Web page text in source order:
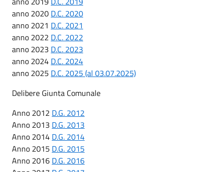
anno 2020 D.C. 2020
anno 2021 D.C. 2021
anno 2022 D.C. 2022
anno 2023 D.C. 2023
anno 2024 D.C. 2024
anno 2025 D.C. 2025 (al 03.07.2025)
Delibere Giunta Comunale
Anno 2012 D.G. 2012
Anno 2013 D.G. 2013
Anno 2014 D.G. 2014
Anno 2015 D.G. 2015
Anno 2016 D.G. 2016